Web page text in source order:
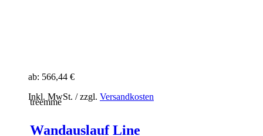
ab: 566,44 €
Inkl. MwSt. / zzgl. Versandkosten
treemme
Wandauslauf Line